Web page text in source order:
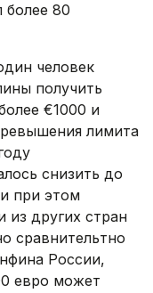
80
человек
получить
€1000 и
лимита
снизить до
при этом
из других стран
сравнительтно
России,
евро может